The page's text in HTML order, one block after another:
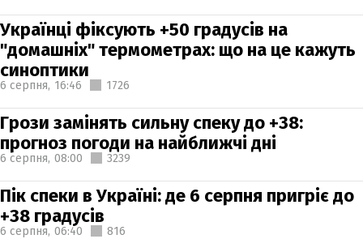
Українці фіксують +50 градусів на
"домашніх" термометрах: що на це кажуть
синоптики
6 серпня, 16:46 1726
Грози замінять сильну спеку до +38:
прогноз погоди на найближчі дні
6 серпня, 08:00 3239
Пік спеки в Україні: де 6 серпня пригріє до
+38 градусів
6 серпня, 06:40 816